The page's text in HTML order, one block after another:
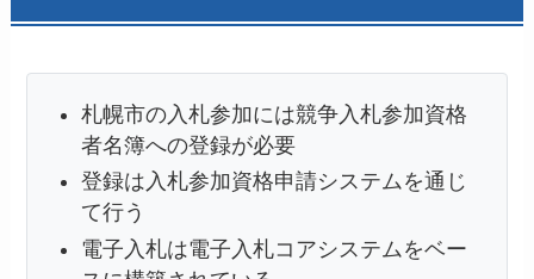
札幌市の入札参加には競争入札参加資格
者名簿への登録が必要
登録は入札参加資格申請システムを通じ
て行う
電子入札は電子入札コアシステムをベー